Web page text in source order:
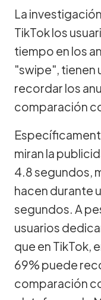
La
TikTok los
tiempo en los
"swipe", tienen
recordar los
comparación
miran la
4.8 segundos,
hacen durante
segundos. A
usuarios
que en TikTok,
69% puede
comparación